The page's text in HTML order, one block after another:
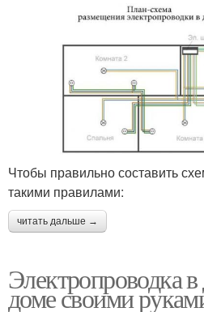
Чтобы правильно составить
такими правилами:
читать дальше →
Электропроводка
доме своими